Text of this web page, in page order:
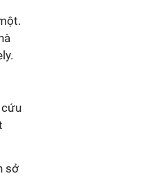
cứu
sở